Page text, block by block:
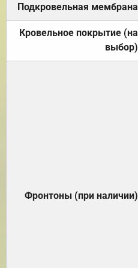
Подкровельная мембрана
Кровельное покрытие (на
выбор)
Фронтоны (при наличии)